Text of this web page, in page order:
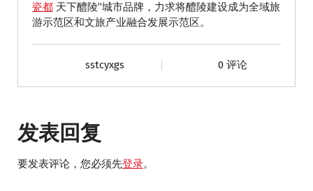
瓷都 天下醴陵”城市品牌，力求将醴陵建设成为全域旅
游示范区和文旅产业融合发展示范区。
sstcyxgs 0 评论
发表回复
要发表评论，您必须先登录。